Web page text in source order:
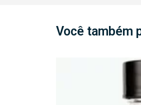
Você também